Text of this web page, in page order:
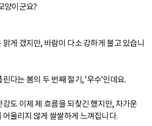
양이군요?
게 갰지만, 바람이 다소 강하게 불고 있습니
다는 봄의 두 번째 절기, '우수'인데요.
도 이제 제 흐름을 되찾긴 했지만, 차가운
울리지 않게 쌀쌀하게 느껴집니다.